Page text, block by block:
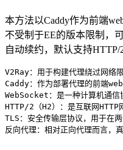
本方法以Caddy作为前端
不受制于EE的版本限制，
自动续约，默认支持
V2Ray：用于构建代理绕过网络
Caddy：作为部署代理的前端web
WebSocket：是一种计算机通信
HTTP/2（H2）：是互联网HTTP
TLS：安全传输层协议，用于在
反向代理：相对正向代理而言，